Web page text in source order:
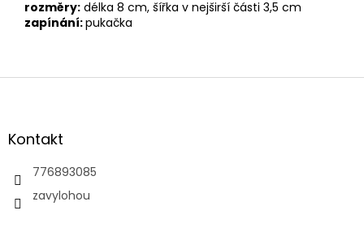
rozměry: délka 8 cm, šířka v nejširší části 3,5 cm
zapínání:pukačka
Z
aKontakt
776893085
zavylohou